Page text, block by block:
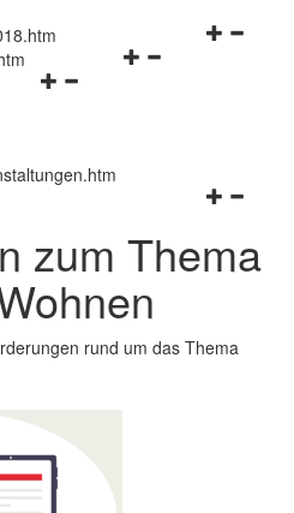
Navigationsmenü
Navigationsmenü
und
schließen
zum Thema
rund um das Thema